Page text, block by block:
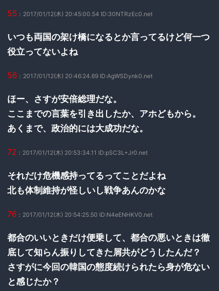
55 ：2017/01/12(木) 20:45:00.54 ID:30NTRzEc0.net
いつも両国の架け橋になるとか言ってるけど何一つ
役立ってないよね
56 ：2017/01/12(木) 20:46:24.69 ID:AgWSDynk0.net
ほー、さすが安倍総理だな。
ここまでの言葉を引き出したか、アホどもから。
あくまで、政治的には大成功だな。
72 ：2017/01/12(木) 20:53:34.11 ID:pSC3L+Jr0.net
それだけ危機感持ってるってことだよね
北も体制維持が怪しいし戦争あんのかな
76 ：2017/01/12(木) 20:54:25.50 ID:N4eENHKV0.net
都合のいいときだけ便乗して、都合の悪いときは徹
底して知らん振りしてきた屑共がどうしたんだ？
さすがに今回の韓国の態度続けられたら身が危ない
と感じたか？